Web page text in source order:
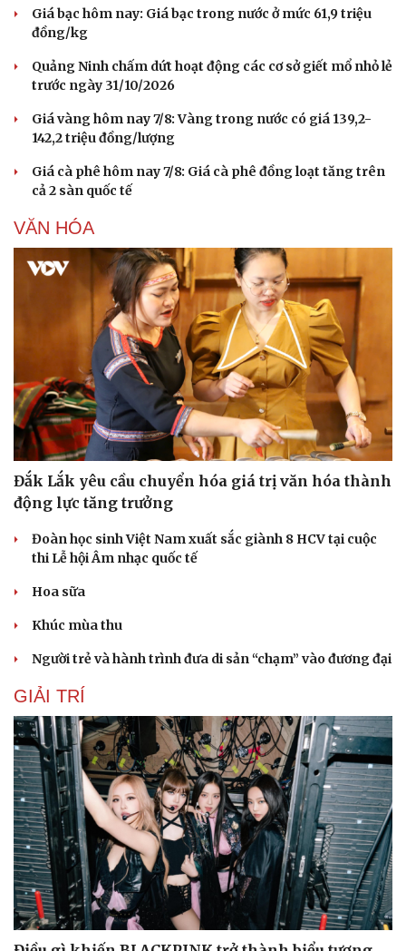
Cải chính
Giá bạc hôm nay: Giá bạc trong nước ở mức 61,9 triệu
đồng/kg
Quảng Ninh chấm dứt hoạt động các cơ sở giết mổ nhỏ lẻ
trước ngày 31/10/2026
Giá vàng hôm nay 7/8: Vàng trong nước có giá 139,2-
142,2 triệu đồng/lượng
Giá cà phê hôm nay 7/8: Giá cà phê đồng loạt tăng trên
cả 2 sàn quốc tế
VĂN HÓA
Đắk Lắk yêu cầu chuyển hóa giá trị văn hóa thành
động lực tăng trưởng
Đoàn học sinh Việt Nam xuất sắc giành 8 HCV tại cuộc
thi Lễ hội Âm nhạc quốc tế
Hoa sữa
Khúc mùa thu
Người trẻ và hành trình đưa di sản “chạm” vào đương đại
GIẢI TRÍ